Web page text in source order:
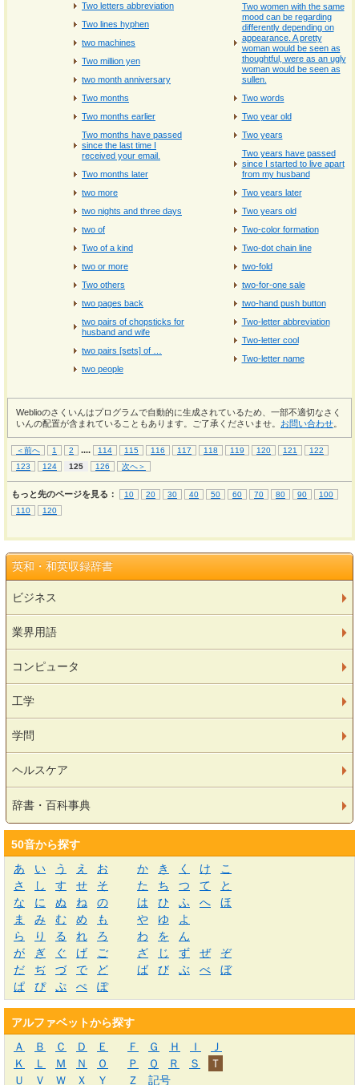
Two letters abbreviation
Two lines hyphen
two machines
Two million yen
two month anniversary
Two months
Two months earlier
Two months have passed
since the last time I
received your email.
Two months later
two more
two nights and three days
two of
Two of a kind
two or more
Two others
two pages back
two pairs of chopsticks for
husband and wife
two pairs [sets] of …
two people
Two women with the same
mood can be regarding
differently depending on
appearance. A pretty
woman would be seen as
thoughtful, were as an ugly
woman would be seen as
sullen.
Two words
Two year old
Two years
Two years have passed
since I started to live apart
from my husband
Two years later
Two years old
Two-color formation
Two-dot chain line
two-fold
two-for-one sale
two-hand push button
Two-letter abbreviation
Two-letter cool
Two-letter name
Weblioのさくいんはプログラムで自動的に生成されているため、一部不適切なさく
いんの配置が含まれていることもあります。ご了承くださいませ。 お問い合わせ
＜前へ 1 2 .... 114 115 116 117 118 119 120 121
122
123
124 125 126 次へ＞
もっと先のページを見る： 10 20 30 40 50 60 70 80 90
100
110
120
英和・和英収録辞書
ビジネス
業界用語
コンピュータ
工学
学問
ヘルスケア
辞書・百科事典
50音から探す
あ
い う え お か き く け
こ
さ
し す せ そ た ち つ て
と
な
に ぬ ね の は ひ ふ へ
ほ
ま
み む め も や ゆ
よ
ら
り る れ ろ わ を
ん
が
ぎ ぐ げ ご ざ じ ず ぜ
ぞ
だ
ぢ づ で ど ば び ぶ べ
ぼ
ぱ
ぴ ぷ ぺ ぽ
アルファベットから探す
Ａ
Ｂ Ｃ Ｄ Ｅ Ｆ Ｇ Ｈ Ｉ
Ｊ
Ｋ
Ｌ Ｍ Ｎ Ｏ Ｐ Ｑ Ｒ Ｓ
Ｔ
Ｕ
Ｖ Ｗ Ｘ Ｙ Ｚ 記号